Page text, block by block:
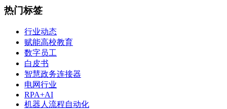
热门标签
行业动态
赋能高校教育
数字员工
白皮书
智慧政务连接器
电网行业
RPA+AI
机器人流程自动化